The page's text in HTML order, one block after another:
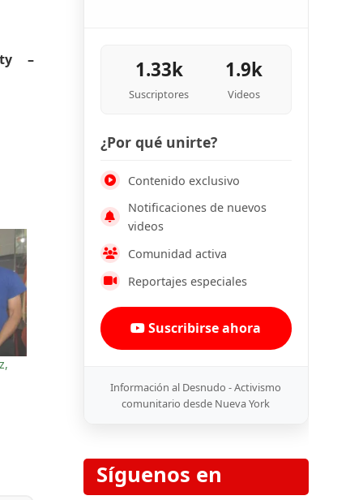
–
1.33k
Suscriptores
1.9k
Videos
¿Por qué unirte?
Contenido exclusivo
Notificaciones de nuevos
videos
Comunidad activa
Reportajes especiales
Suscribirse ahora
Información al Desnudo - Activismo
comunitario desde Nueva York
Síguenos en